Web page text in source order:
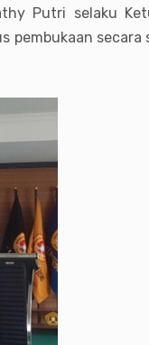
Putri selaku
secara